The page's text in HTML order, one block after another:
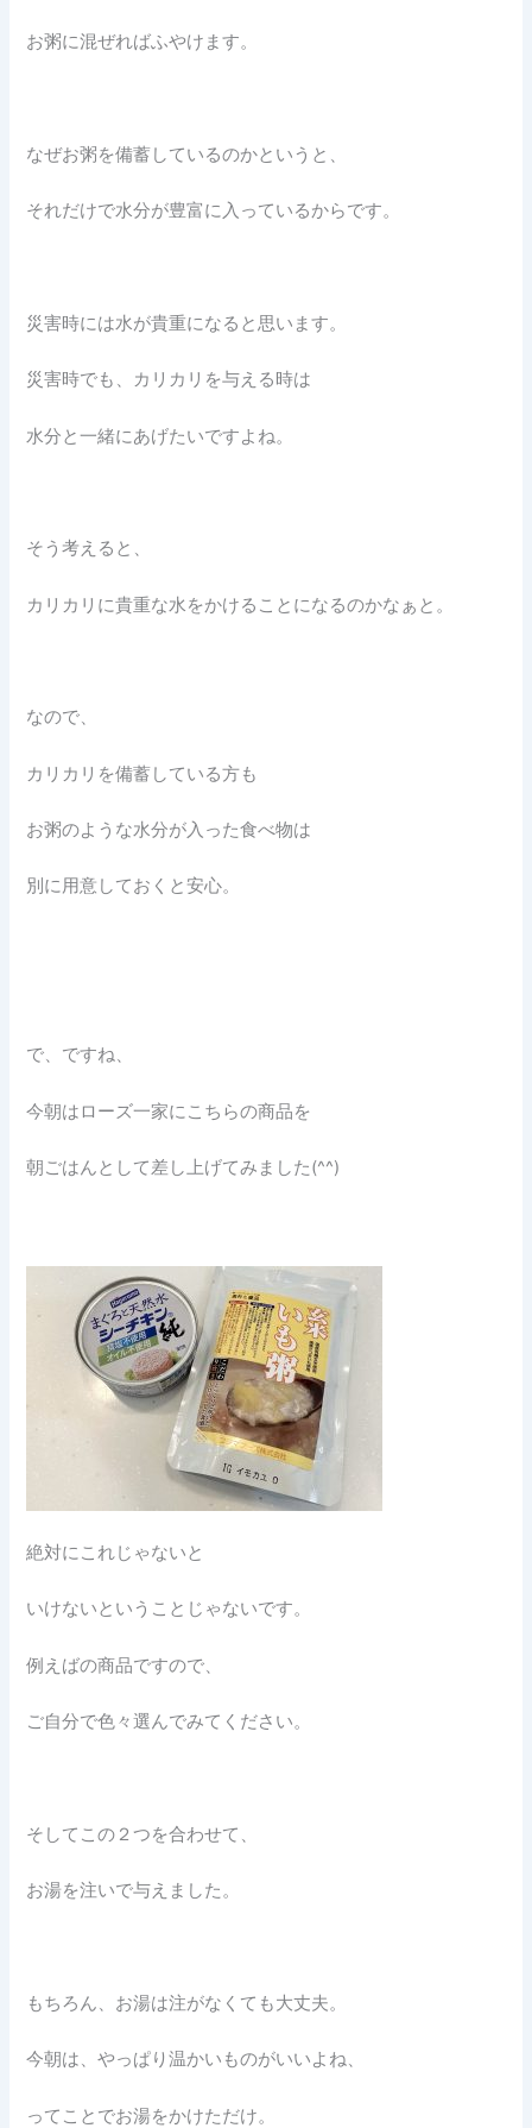
お粥に混ぜればふやけます。
なぜお粥を備蓄しているのかというと、
それだけで水分が豊富に入っているからです。
災害時には水が貴重になると思います。
災害時でも、カリカリを与える時は
水分と一緒にあげたいですよね。
そう考えると、
カリカリに貴重な水をかけることになるのかなぁと。
なので、
カリカリを備蓄している方も
お粥のような水分が入った食べ物は
別に用意しておくと安心。
で、ですね、
今朝はローズ一家にこちらの商品を
朝ごはんとして差し上げてみました(^^)
絶対にこれじゃないと
いけないということじゃないです。
例えばの商品ですので、
ご自分で色々選んでみてください。
そしてこの２つを合わせて、
お湯を注いで与えました。
もちろん、お湯は注がなくても大丈夫。
今朝は、やっぱり温かいものがいいよね、
ってことでお湯をかけただけ。